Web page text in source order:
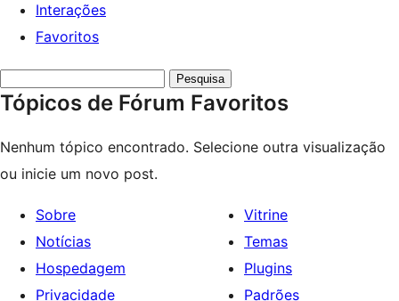
Interações
Favoritos
tópicos:
Tópicos de Fórum Favoritos
Nenhum tópico encontrado. Selecione outra visualização
ou inicie um novo post.
Sobre
Notícias
Hospedagem
Privacidade
Vitrine
Temas
Plugins
Padrões